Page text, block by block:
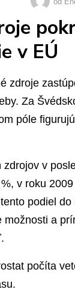
v EÚ
zdroje
Za
póle
v
v roku
podiel
a
počíta